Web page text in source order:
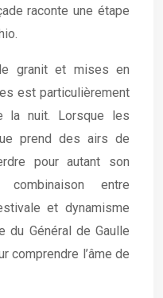
raconte une étape
granit et mises en
est particulièrement
la nuit. Lorsque les
prend des airs de
pour autant son
combinaison entre
et dynamisme
du Général de Gaulle
comprendre l’âme de